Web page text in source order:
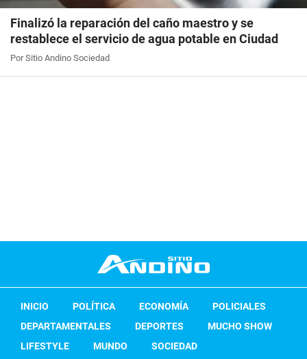
Finalizó la reparación del caño maestro y se
restablece el servicio de agua potable en Ciudad
Por Sitio Andino Sociedad
INICIO POLÍTICA ECONOMÍA
POLICIALES
DEPARTAMENTALES
DEPORTES
MUCHO SHOW
LIFESTYLE
MUNDO SOCIEDAD